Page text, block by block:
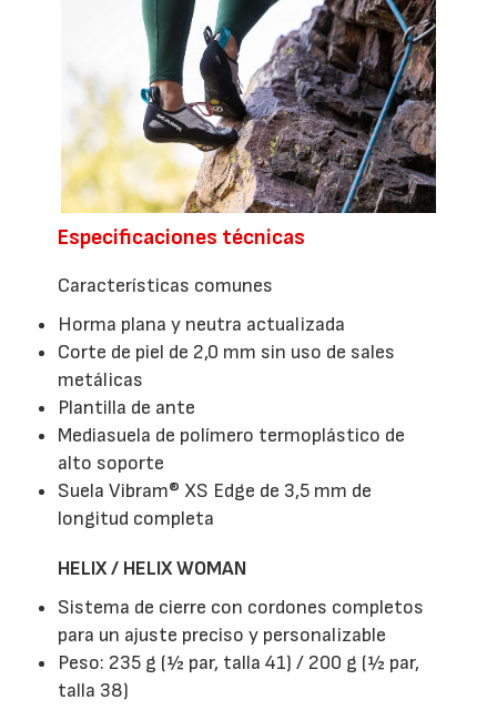
Especificaciones técnicas
Características comunes
Horma plana y neutra actualizada
Corte de piel de 2,0 mm sin uso de sales
metálicas
Plantilla de ante
Mediasuela de polímero termoplástico de
alto soporte
Suela Vibram® XS Edge de 3,5 mm de
longitud completa
HELIX / HELIX WOMAN
Sistema de cierre con cordones completos
para un ajuste preciso y personalizable
Peso: 235 g (½ par, talla 41) / 200 g (½ par,
talla 38)